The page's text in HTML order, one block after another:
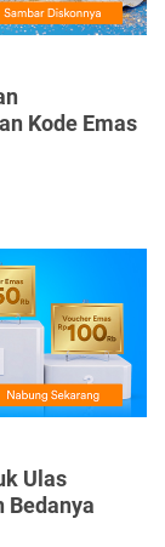
Kode Emas
Ulas
Bedanya